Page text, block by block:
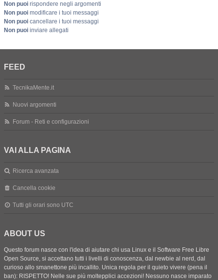
Non puoi rispondere negli argomenti
Non puoi modificare i tuoi messaggi
Non puoi cancellare i tuoi messaggi
Non puoi inviare allegati
FEED
TecnikaMente.it
Nuovi argomenti
Forum - Reti e configurazioni
VAI ALLA PAGINA
Ricerca avanzata
Cancella cookie
Tutti gli orari sono UTC
ABOUT US
Questo forum nasce con l'idea di aiutare chi usa Linux e il Software Free Libre
Open Source, si accettano tutti i livelli di conoscenza, dal newbie al nerd, dal
curioso allo smanettone più incallito. Unica regola per il quieto vivere (pena il
ban): RISPETTO! Nelle sue più moltepplici accezioni! Nessuno nasce imparato